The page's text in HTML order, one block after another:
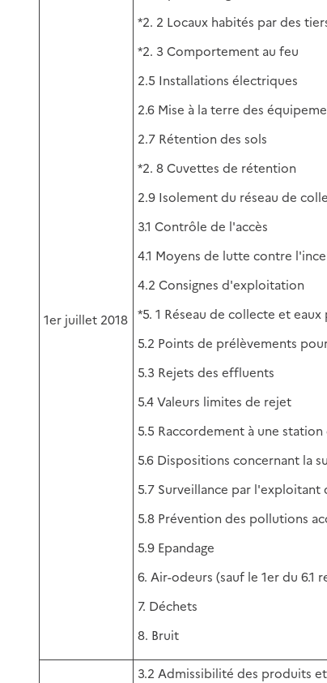
1er juillet 2018
*2. 2 Locaux habités par des
*2. 3 Comportement au feu
2.5 Installations électriques
2.6 Mise à la terre des
2.7 Rétention des sols
*2. 8 Cuvettes de rétention
2.9 Isolement du réseau de
3.1 Contrôle de l'accès
4.1 Moyens de lutte contre
4.2 Consignes d'exploitation
*5. 1 Réseau de collecte et eaux
5.2 Points de prélèvements
5.3 Rejets des effluents
5.4 Valeurs limites de rejet
5.5 Raccordement à une
5.6 Dispositions concernant la
5.7 Surveillance par
5.8 Prévention des pollutions
5.9 Epandage
6. Air-odeurs (sauf le 1er du 6.1
7. Déchets
8. Bruit
3.2 Admissibilité des produits